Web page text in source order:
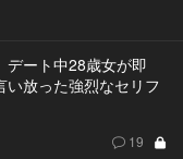
デート中28歳女が即
い放った強烈なセリフ
19